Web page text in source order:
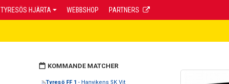
TYRESÖS HJÄRTA WEBBSHOP PARTNERS
KOMMANDE MATCHER
Tyresö FF 1 - Hanvikens SK Vit